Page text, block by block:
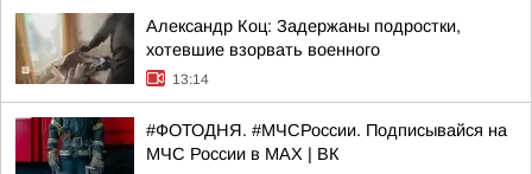
Александр Коц: Задержаны подростки,
хотевшие взорвать военного
13:14
#ФОТОДНЯ. #МЧСРоссии. Подписывайся на
МЧС России в MAX | ВК